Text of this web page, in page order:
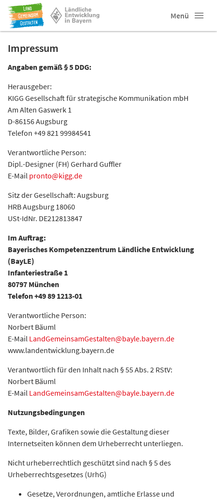
Menü
Impressum
Angaben gemäß § 5 DDG:
Herausgeber:
KIGG Gesellschaft für strategische Kommunikation mbH
Am Alten Gaswerk 1
D-86156 Augsburg
Telefon +49 821 99984541
Verantwortliche Person:
Dipl.-Designer (FH) Gerhard Guffler
E-Mail pronto@kigg.de
Sitz der Gesellschaft: Augsburg
HRB Augsburg 18060
USt-IdNr. DE212813847
Im Auftrag:
Bayerisches Kompetenzzentrum Ländliche Entwicklung
(BayLE)
Infanteriestraße 1
80797 München
Telefon +49 89 1213-01
Verantwortliche Person:
Norbert Bäuml
E-Mail LandGemeinsamGestalten@bayle.bayern.de
www.landentwicklung.bayern.de
Verantwortlich für den Inhalt nach § 55 Abs. 2 RStV:
Norbert Bäuml
E-Mail LandGemeinsamGestalten@bayle.bayern.de
Nutzungsbedingungen
Texte, Bilder, Grafiken sowie die Gestaltung dieser
Internetseiten können dem Urheberrecht unterliegen.
Nicht urheberrechtlich geschützt sind nach § 5 des
Urheberrechtsgesetzes (UrhG)
Gesetze, Verordnungen, amtliche Erlasse und